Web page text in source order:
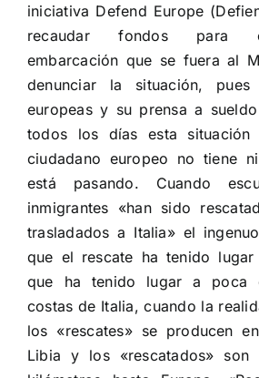
iniciativa Defend Europe
recaudar fondos para
embarcación que se fuera al
denunciar la situación, pues
europeas y su prensa a
todos los días esta
ciudadano europeo no tiene
está pasando. Cuando
inmigrantes «han sido
trasladados a Italia» el
que el rescate ha tenido
que ha tenido lugar a poca
costas de Italia, cuando la
los «rescates» se producen
Libia y los «rescatados» son